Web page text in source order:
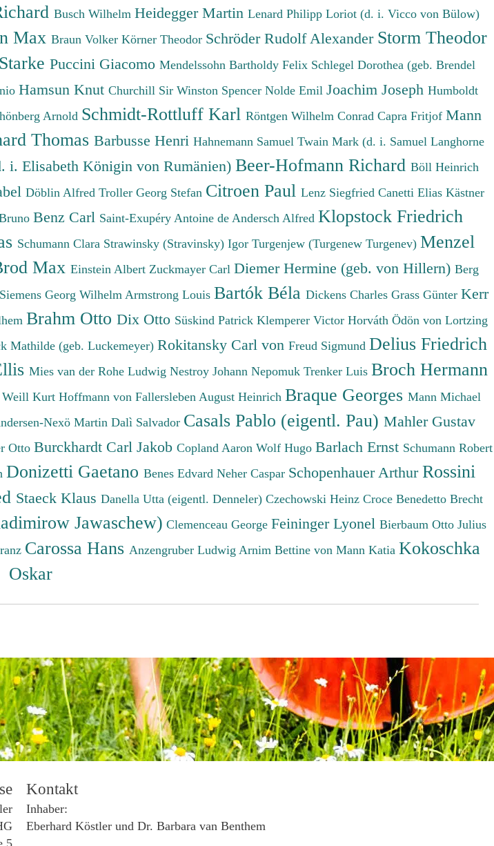
Busch Wilhelm Heidegger Martin Lenard Philipp Loriot (d. i. Vicco von Bülow)
Max Braun Volker Körner Theodor Schröder Rudolf Alexander Storm Theodor
Puccini Giacomo Mendelssohn Bartholdy Felix Schlegel Dorothea (geb. Brendel
Hamsun Knut Churchill Sir Winston Spencer Nolde Emil Joachim Joseph Humboldt
Arnold Schmidt-Rottluff Karl Röntgen Wilhelm Conrad Capra Fritjof Mann
Thomas Barbusse Henri Hahnemann Samuel Twain Mark (d. i. Samuel Langhorne
i. Elisabeth Königin von Rumänien) Beer-Hofmann Richard Böll Heinrich
Döblin Alfred Troller Georg Stefan Citroen Paul Lenz Siegfried Canetti Elias Kästner
Benz Carl Saint-Exupéry Antoine de Andersch Alfred Klopstock Friedrich
Schumann Clara Strawinsky (Stravinsky) Igor Turgenjew (Turgenew Turgenev) Menzel
Max Einstein Albert Zuckmayer Carl Diemer Hermine (geb. von Hillern) Berg
Siemens Georg Wilhelm Armstrong Louis Bartók Béla Dickens Charles Grass Günter Kerr
Brahm Otto Dix Otto Süskind Patrick Klemperer Victor Horváth Ödön von Lortzing
Mathilde (geb. Luckemeyer) Rokitansky Carl von Freud Sigmund Delius Friedrich
Mies van der Rohe Ludwig Nestroy Johann Nepomuk Trenker Luis Broch Hermann
Weill Kurt Hoffmann von Fallersleben August Heinrich Braque Georges Mann Michael
Nexö Martin Dalì Salvador Casals Pablo (eigentl. Pau) Mahler Gustav
Otto Burckhardt Carl Jakob Copland Aaron Wolf Hugo Barlach Ernst Schumann Robert
Donizetti Gaetano Benes Edvard Neher Caspar Schopenhauer Arthur Rossini
Staeck Klaus Danella Utta (eigentl. Denneler) Czechowski Heinz Croce Benedetto Brecht
Jawaschew) Clemenceau George Feininger Lyonel Bierbaum Otto Julius
Carossa Hans Anzengruber Ludwig Arnim Bettine von Mann Katia Kokoschka
Oskar
Kontakt
Inhaber:
Eberhard Köstler und Dr. Barbara van Benthem